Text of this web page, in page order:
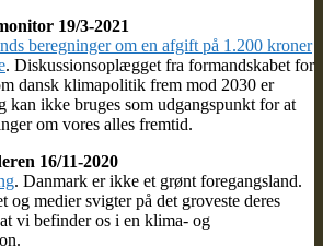
19/3-2021
beregninger om en afgift på 1.200 kroner
. Diskussionsoplægget fra formandskabet for
dansk klimapolitik frem mod 2030 er
kan ikke bruges som udgangspunkt for at
om vores alles fremtid.
16/11-2020
. Danmark er ikke et grønt foregangsland.
og medier svigter på det groveste deres
vi befinder os i en klima- og